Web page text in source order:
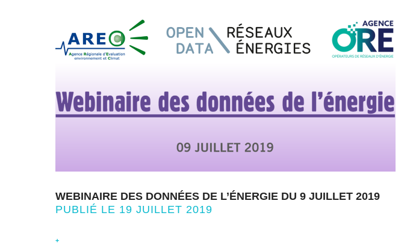
WEBINAIRE DES DONNÉES DE L’ÉNERGIE DU 9 JUILLET 2019
PUBLIÉ LE 19 JUILLET 2019
+